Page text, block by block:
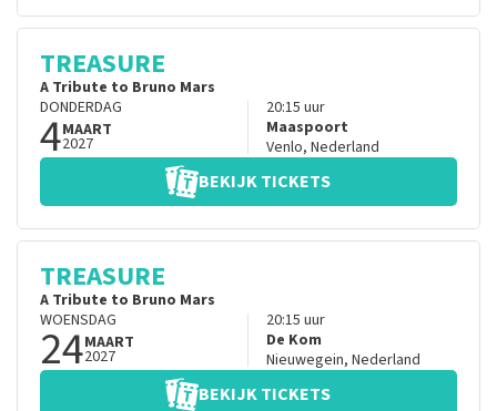
TREASURE
A Tribute to Bruno Mars
DONDERDAG
4MAART
2027
20:15 uur
Maaspoort
Venlo, Nederland
BEKIJK TICKETS
TREASURE
A Tribute to Bruno Mars
WOENSDAG
24MAART
2027
20:15 uur
De Kom
Nieuwegein, Nederland
BEKIJK TICKETS